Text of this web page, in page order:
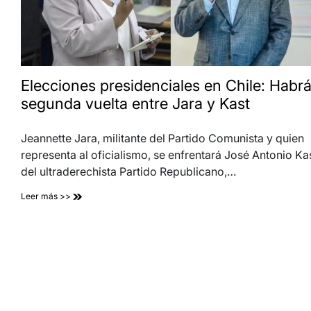
Elecciones presidenciales en Chile: Habrá
segunda vuelta entre Jara y Kast
Jeannette Jara, militante del Partido Comunista y quien
representa al oficialismo, se enfrentará José Antonio
del ultraderechista Partido Republicano,…
Leer más >>